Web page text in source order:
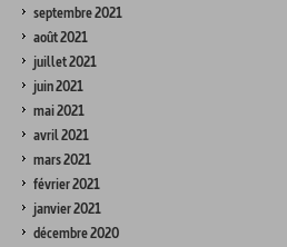
septembre 2021
août 2021
juillet 2021
juin 2021
mai 2021
avril 2021
mars 2021
février 2021
janvier 2021
décembre 2020